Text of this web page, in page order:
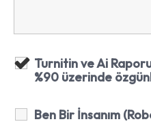
Turnitin ve Ai
%90 üzerinde
Ben Bir İnsanım